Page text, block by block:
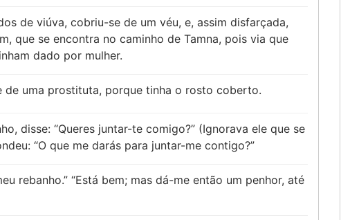
de viúva, cobriu-se de um véu, e, assim disfarçada,
que se encontra no caminho de Tamna, pois via que
dado por mulher.
de uma prostituta, porque tinha o rosto coberto.
disse: “Queres juntar-te comigo?” (Ignorava ele que se
“O que me darás para juntar-me contigo?”
rebanho.” “Está bem; mas dá-me então um penhor, até